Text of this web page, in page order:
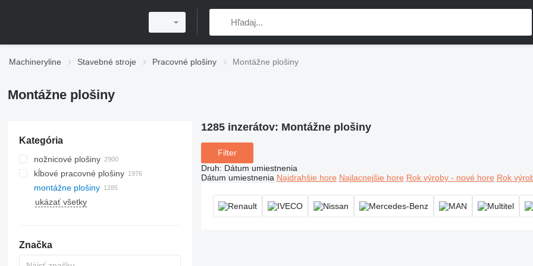
Machineryline Stavebné stroje Pracovné plošiny Montážne plošiny
Montážne plošiny
Kategória
nožnicové plošiny
kĺbové pracovné plošiny
montážne plošiny
ukázať všetky
Značka
1285 inzerátov: Montážne plošiny
Filter
Druh: Dátum umiestnenia
Dátum umiestnenia Najdrahšie hore Najlacnejšie hore Rok výroby - nové hore Rok